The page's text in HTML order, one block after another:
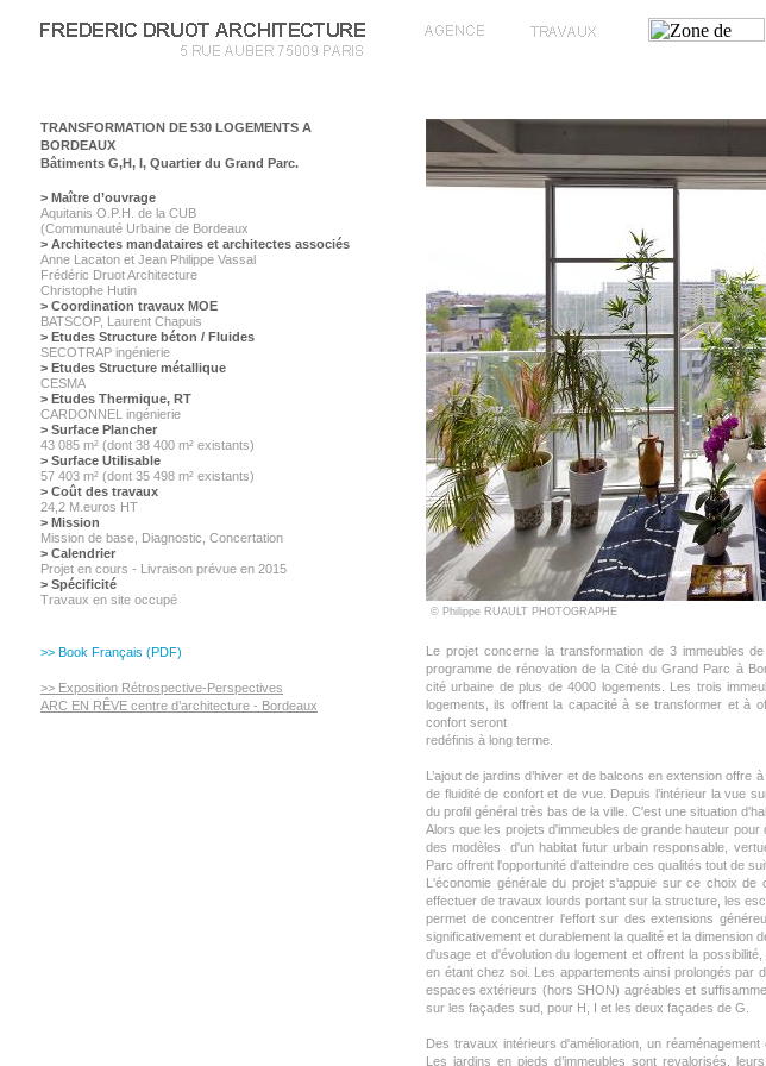
TRANSFORMATION DE 530 LOGEMENTS A
BORDEAUX
Bâtiments G,H, I, Quartier du Grand Parc.
> Maître d’ouvrage
Aquitanis O.P.H. de la CUB
(Communauté Urbaine de Bordeaux
> Architectes mandataires et architectes associés
Anne Lacaton et Jean Philippe Vassal
Frédéric Druot Architecture
Christophe Hutin
> Coordination travaux MOE
BATSCOP, Laurent Chapuis
> Etudes Structure béton / Fluides
SECOTRAP ingénierie
> Etudes Structure métallique
CESMA
> Etudes Thermique, RT
CARDONNEL ingénierie
> Surface Plancher
43 085 m² (dont 38 400 m² existants)
> Surface Utilisable
57 403 m² (dont 35 498 m² existants)
> Coût des travaux
24,2 M.euros HT
> Mission
Mission de base, Diagnostic, Concertation
> Calendrier
Projet en cours - Livraison prévue en 2015
> Spécificité
Travaux en site occupé
Le projet concerne la transformation de 3 immeubles
programme de rénovation de la Cité du Grand Parc à
cité urbaine de plus de 4000 logements. Les trois
logements, ils offrent la capacité à se transformer et à
confort seront
redéfinis à long terme.
L’ajout de jardins d’hiver et de balcons en extension offre
de fluidité de confort et de vue. Depuis l’intérieur la vue
du profil général très bas de la ville. C'est une situation
Alors que les projets d'immeubles de grande hauteur
des modèles d'un habitat futur urbain responsable,
Parc offrent l'opportunité d'atteindre ces qualités tout de
L'économie générale du projet s'appuie sur ce choix
effectuer de travaux lourds portant sur la structure, les
permet de concentrer l'effort sur des extensions
significativement et durablement la qualité et la
d'usage et d'évolution du logement et offrent la
en étant chez soi. Les appartements ainsi prolongés par
espaces extérieurs (hors SHON) agréables et
sur les façades sud, pour H, I et les deux façades de G.
Des travaux intérieurs d'amélioration, un
Les jardins en pieds d’immeubles sont revalorisés,
>> Book Français (PDF)
>> Exposition Rétrospective-Perspectives
ARC EN RÊVE centre d’architecture - Bordeaux
© Philippe RUAULT PHOTOGRAPHE